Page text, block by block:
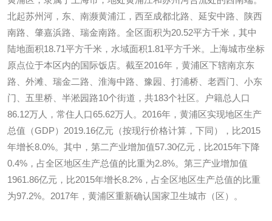
北起苏州河，东、南濒黄浦江，西至成都北路、延安中路、陕西
南路、肇嘉浜路、瑞金南路。全区面积为20.52平方千米，其中
陆地面积18.71平方千米，水域面积1.81平方千米。上海城市坐标
原点位于本区内的国际饭店。截至2016年，黄浦区下辖南京东
路、外滩、瑞金二路、淮海中路、豫园、打浦桥、老西门、小东
门、五里桥、半淞园路10个街道，共183个社区。户籍总人口
86.12万人，常住人口65.62万人。2016年，黄浦区实现地区生产
总值（GDP）2019.16亿元（按现行价格计算，下同），比2015
年增长8.0%。其中，第二产业增加值57.30亿元，比2015年下降
0.4%，占全区地区生产总值的比重为2.8%。第三产业增加值
1961.86亿元，比2015年增长8.2%，占全区地区生产总值的比重
为97.2%。2017年，黄浦区重新确认国家卫生城市（区）。